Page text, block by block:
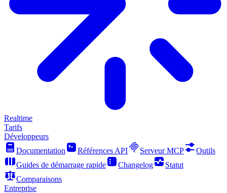
Realtime
Tarifs
Développeurs
Documentation
Références API Serveur MCP
Outils
Guides de démarrage rapide
Changelog
Statut
Comparaisons
Entreprise